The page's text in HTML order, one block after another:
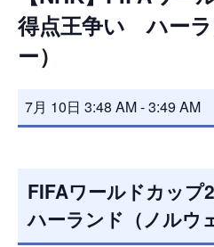
得点王争い ハー
ー）
7月 10日 3:48 AM-3:49 AM
FIFAワールドカッ
ハーランド（ノルウ